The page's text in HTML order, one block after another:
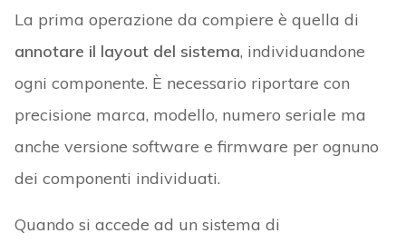
La prima operazione da compiere è quella di
annotare il layout del sistema, individuandone
ogni componente. È necessario riportare con
precisione marca, modello, numero seriale ma
anche versione software e firmware per ognuno
dei componenti individuati.
Quando si accede ad un sistema di